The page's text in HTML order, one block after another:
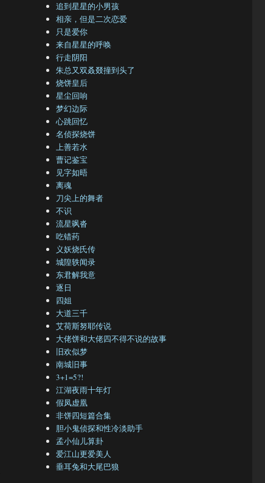
追到星星的小男孩
相亲，但是二次恋爱
只是爱你
来自星星的呼唤
行走阴阳
朱总又双叒叕撞到头了
烧饼皇后
星尘回响
梦幻边际
心跳回忆
名侦探烧饼
上善若水
曹记鉴宝
见字如晤
离魂
刀尖上的舞者
不识
流星飒沓
吃错药
义妖烧氏传
城隍轶闻录
东君解我意
逐日
四姐
大道三千
艾荷斯努耶传说
大佬饼和大佬四不得不说的故事
旧欢似梦
南城旧事
3+1=5?!
江湖夜雨十年灯
假凤虚凰
非饼四短篇合集
胆小鬼侦探和性冷淡助手
孟小仙儿算卦
爱江山更爱美人
垂耳兔和大尾巴狼